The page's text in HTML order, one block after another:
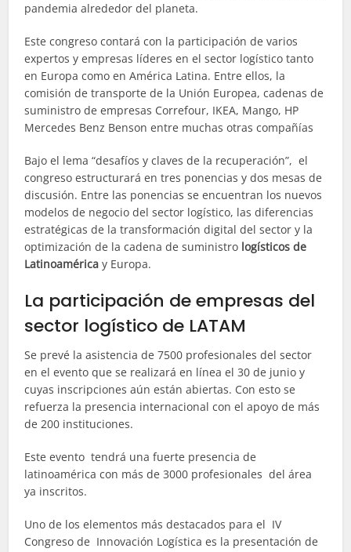
pandemia alrededor del planeta.
Este congreso contará con la participación de varios
expertos y empresas líderes en el sector logístico tanto
en Europa como en América Latina. Entre ellos, la
comisión de transporte de la Unión Europea, cadenas de
suministro de empresas Correfour, IKEA, Mango, HP
Mercedes Benz Benson entre muchas otras compañías
Bajo el lema “desafíos y claves de la recuperación”, el
congreso estructurará en tres ponencias y dos mesas de
discusión. Entre las ponencias se encuentran los nuevos
modelos de negocio del sector logístico, las diferencias
estratégicas de la transformación digital del sector y la
optimización de la cadena de suministro logísticos de
Latinoamérica y Europa.
La participación de empresas del
sector logístico de LATAM
Se prevé la asistencia de 7500 profesionales del sector
en el evento que se realizará en línea el 30 de junio y
cuyas inscripciones aún están abiertas. Con esto se
refuerza la presencia internacional con el apoyo de más
de 200 instituciones.
Este evento tendrá una fuerte presencia de
latinoamérica con más de 3000 profesionales del área
ya inscritos.
Uno de los elementos más destacados para el IV
Congreso de Innovación Logística es la presentación de